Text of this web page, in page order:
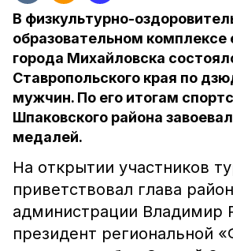
В физкультурно-
образовательном комплексе
города Михайловска
Ставропольского края по
мужчин. По его итогам
Шпаковского района
медалей.
На открытии участников
приветствовал глава
администрации Владимир
президент региональной